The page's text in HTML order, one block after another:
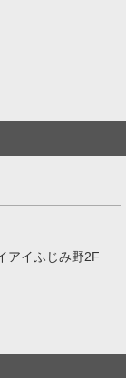
アイふじみ野2F